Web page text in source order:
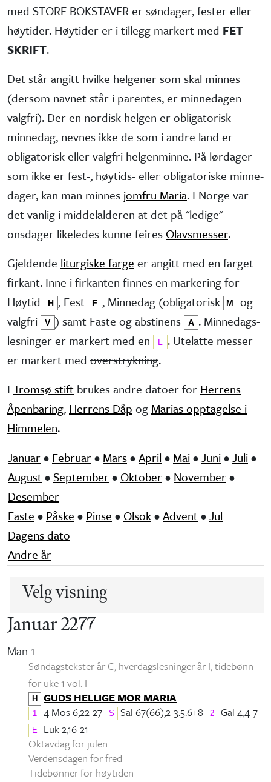
med STORE BOKSTAVER er søndager, fester eller
høytider. Høytider er i tillegg markert med FET
SKRIFT.
Det står angitt hvilke helgener som skal minnes
(dersom navnet står i parentes, er minne­dagen
valgfri). Der en nordisk helgen er obliga­torisk
minne­dag, nevnes ikke de som i andre land er
obliga­torisk eller valgfri helgen­minne. På lørdager
som ikke er fest-, høytids- eller obliga­toriske minne­
dager, kan man minnes jomfru Maria. I Norge var
det vanlig i middel­alderen at det på "ledige"
onsdager like­ledes kunne feires Olavsmesser.
Gjeldende liturgiske farge er angitt med en farget
firkant. Inne i firkanten finnes en markering for
Høytid
H , Fest F , Minne­dag (obliga­torisk M
og
valg­fri
V ) samt Faste og abstinens A . Minnedags­
lesninger er markert med en
L
. Utelatte messer
er markert med overstrykning.
I Tromsø stift brukes andre datoer for Herrens
Åpenbaring, Herrens Dåp og Marias opptagelse i
Himmelen.
Januar• Februar• Mars•April • Mai•Juni•Juli•
August• September• Oktober• November•
Desember
Faste • Påske • Pinse • Olsok•Advent•Jul
Dagens dato
Andre år
Velg visning
Januar 2277
Man 1
Søndagstekster år C, hverdagslesninger år I, tidebønn
for uke 1 vol. I
H GUDS HELLIGE MOR MARIA
1 4 Mos 6,22-27 S Sal 67(66),2-3.5.6+8 2 Gal 4,4-7
E
Luk 2,16-21
Oktavdag for julen
Verdensdagen for fred
Tidebønner for høytiden